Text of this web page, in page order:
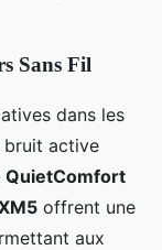
Sans Fil
dans les
bruit active
QuietComfort
offrent une
aux